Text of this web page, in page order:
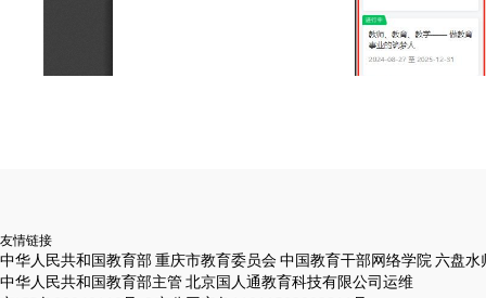
友情链接
中华人民共和国教育部重庆市教育委员会中国教育干部网络学院六盘水
中华人民共和国教育部主管 北京国人通教育科技有限公司运维